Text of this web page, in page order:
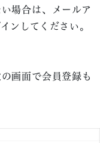
場合は、メールア
ンしてください。
画面で会員登録も